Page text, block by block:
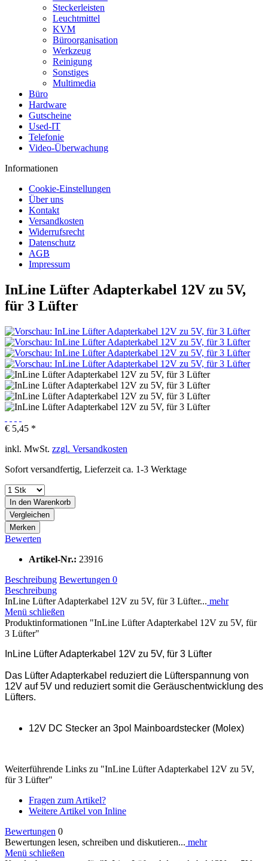
Steckerleisten
Leuchtmittel
KVM
Büroorganisation
Werkzeug
Reinigung
Sonstiges
Multimedia
Büro
Hardware
Gutscheine
Used-IT
Telefonie
Video-Überwachung
Informationen
Cookie-Einstellungen
Über uns
Kontakt
Versandkosten
Widerrufsrecht
Datenschutz
AGB
Impressum
InLine Lüfter Adapterkabel 12V zu 5V,
für 3 Lüfter
€ 5,45 *
inkl. MwSt. zzgl. Versandkosten
Sofort versandfertig, Lieferzeit ca. 1-3 Werktage
In den Warenkorb
Vergleichen
Merken
Bewerten
Artikel-Nr.: 23916
Beschreibung Bewertungen 0
Beschreibung
InLine Lüfter Adapterkabel 12V zu 5V, für 3 Lüfter... mehr
Menü schließen
Produktinformationen "InLine Lüfter Adapterkabel 12V zu 5V, für
3 Lüfter"
InLine Lüfter Adapterkabel 12V zu 5V, für 3 Lüfter
Das Lüfter Adapterkabel reduziert die Lüfterspannung von
12V auf 5V und reduziert somit die Geräuschentwicklung des
Lüfters.
12V DC Stecker an 3pol Mainboardstecker (Molex)
Weiterführende Links zu "InLine Lüfter Adapterkabel 12V zu 5V,
für 3 Lüfter"
Fragen zum Artikel?
Weitere Artikel von Inline
Bewertungen 0
Bewertungen lesen, schreiben und diskutieren... mehr
Menü schließen